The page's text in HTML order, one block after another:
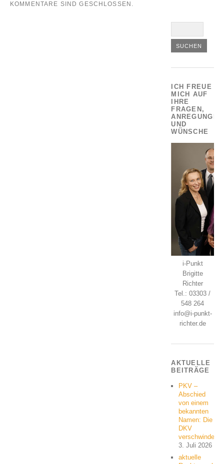
KOMMENTARE SIND GESCHLOSSEN.
ICH FREUE
MICH AUF
IHRE
FRAGEN,
ANREGUNGEN
UND
WÜNSCHE
i-Punkt
Brigitte
Richter
Tel.: 03303 /
548 264
info@i-punkt-
richter.de
AKTUELLE
BEITRÄGE
PKV –
Abschied
von einem
bekannten
Namen: Die
DKV
verschwindet
3. Juli 2026
aktuelle